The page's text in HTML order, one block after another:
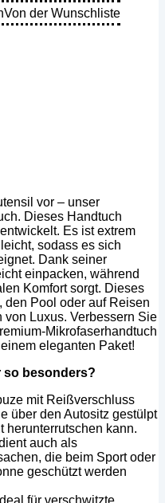
Von der Wunschliste
vor – unser
Dieses Handtuch
Es ist extrem
sodass es sich
Dank seiner
einpacken, während
Komfort sorgt. Dieses
den Pool oder auf Reisen
von Luxus. Verbessern Sie
Mikrofaserhandtuch
eleganten Paket!
so besonders?
mit Reißverschluss
über den Autositz gestülpt
herunterrutschen kann.
auch als
die beim Sport oder
geschützt werden
für verschwitzte